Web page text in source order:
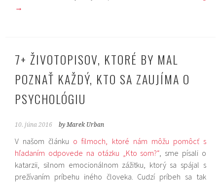
→
7+ ŽIVOTOPISOV, KTORÉ BY MAL
POZNAŤ KAŽDÝ, KTO SA ZAUJÍMA O
PSYCHOLÓGIU
10. júna 2016 by Marek Urban
V našom článku o filmoch, ktoré nám môžu pomôcť s
hľadaním odpovede na otázku „Kto som?“ , sme písali o
katarzii, silnom emocionálnom zážitku, ktorý sa spájal s
prežívaním príbehu iného človeka. Cudzí príbeh sa tak